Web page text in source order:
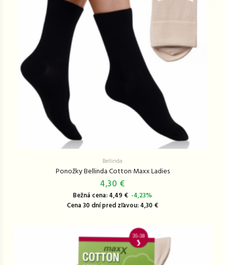
Bellinda
Ponožky Bellinda Cotton Maxx Ladies
4,30 €
Bežná cena: 4,49 € -4,23%
Cena 30 dní pred zľavou: 4,30 €